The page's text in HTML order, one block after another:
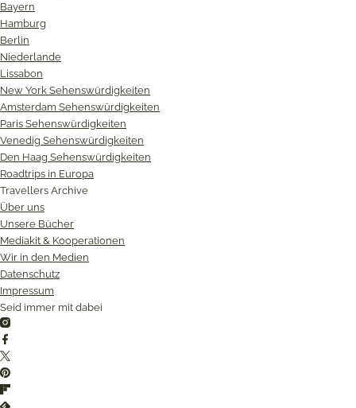
Bayern
Hamburg
Berlin
Niederlande
Lissabon
New York Sehenswürdigkeiten
Amsterdam Sehenswürdigkeiten
Paris Sehenswürdigkeiten
Venedig Sehenswürdigkeiten
Den Haag Sehenswürdigkeiten
Roadtrips in Europa
Travellers Archive
Über uns
Unsere Bücher
Mediakit & Kooperationen
Wir in den Medien
Datenschutz
Impressum
Seid immer mit dabei
Instagram
Twitter
Pinterest
Flipboard